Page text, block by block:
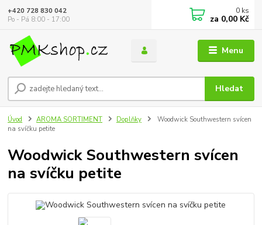
Menu
Hledat
+420 728 830 042
Po - Pá 8:00 - 17:00
0 ks
za 0,00 Kč
Úvod AROMA SORTIMENT Doplňky
Woodwick Southwestern svícen
na svíčku petite
Woodwick Southwestern svícen
na svíčku petite